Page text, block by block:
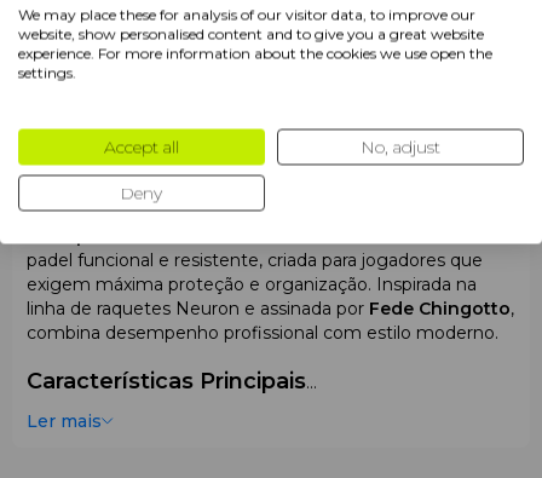
Tipo de saco
Saco para raquetes
Produtos
Sacos de Padel
Descrição
padel funcional e resistente, criada para jogadores que
exigem máxima proteção e organização. Inspirada na
linha de raquetes Neuron e assinada por Fede Chingotto,
combina desempenho profissional com estilo moderno.
Características Principais
Com dimensões de
Ler mais
We may place these for analysis of our visitor data, to improve our
website, show personalised content and to give you a great website
experience. For more information about the cookies we use open the
settings.
Accept all No, adjust
Deny